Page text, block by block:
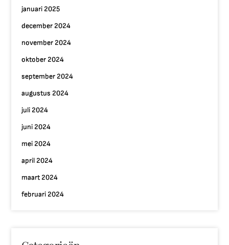
januari 2025
december 2024
november 2024
oktober 2024
september 2024
augustus 2024
juli 2024
juni 2024
mei 2024
april 2024
maart 2024
februari 2024